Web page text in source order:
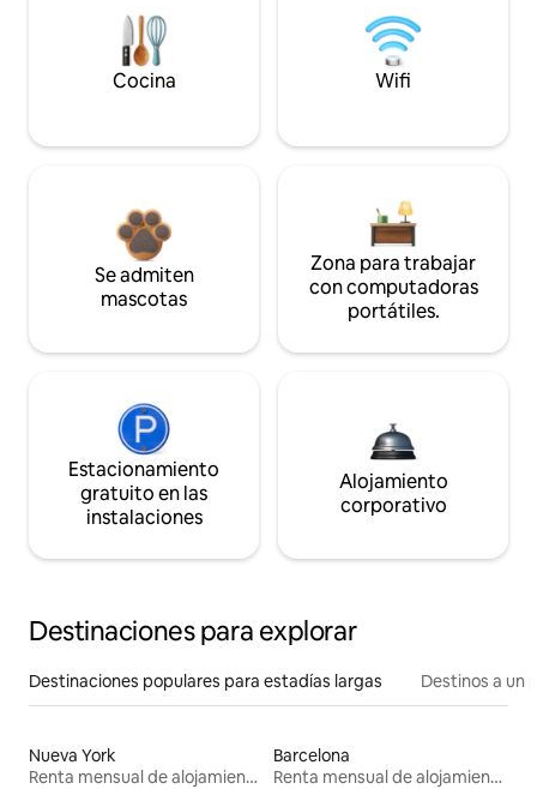
Cocina Wifi
Se admiten
mascotas
Zona para trabajar
con computadoras
portátiles.
Estacionamiento
gratuito en las
instalaciones
Alojamiento
corporativo
Destinaciones para explorar
Destinaciones populares para estadías largas Destinos a un
Nueva York
Renta mensual de alojamientos
Barcelona
Renta mensual de alojamientos